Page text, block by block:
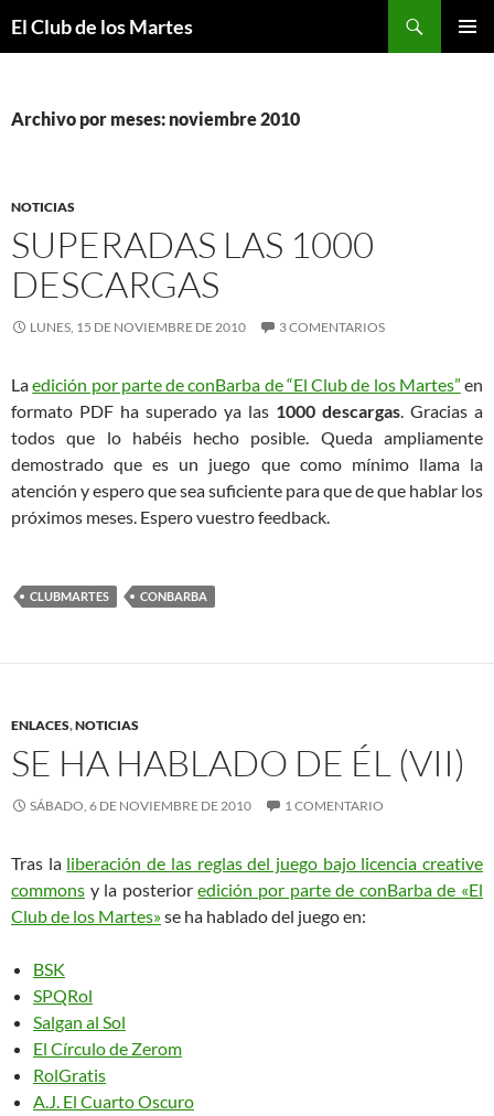
El Club de los Martes
Archivo por meses: noviembre 2010
NOTICIAS
SUPERADAS LAS 1000
DESCARGAS
LUNES, 15 DE NOVIEMBRE DE 2010 3 COMENTARIOS
Laedición por parte de conBarba de “El Club de los Martes” en
formato PDF ha superado ya las 1000 descargas. Gracias a
todos que lo habéis hecho posible. Queda ampliamente
demostrado que es un juego que como mínimo llama la
atención y espero que sea suficiente para que de que hablar los
próximos meses. Espero vuestro feedback.
CLUBMARTES CONBARBA
ENLACES,NOTICIAS
SE HA HABLADO DE ÉL (VII)
SÁBADO, 6 DE NOVIEMBRE DE 2010 1 COMENTARIO
Tras la liberación de las reglas del juego bajo licencia creative
commons y la posterioredición por parte de conBarba de «El
Club de los Martes»se ha hablado del juego en:
BSK
SPQRol
Salgan al Sol
El Círculo de Zerom
RolGratis
A.J. El Cuarto Oscuro